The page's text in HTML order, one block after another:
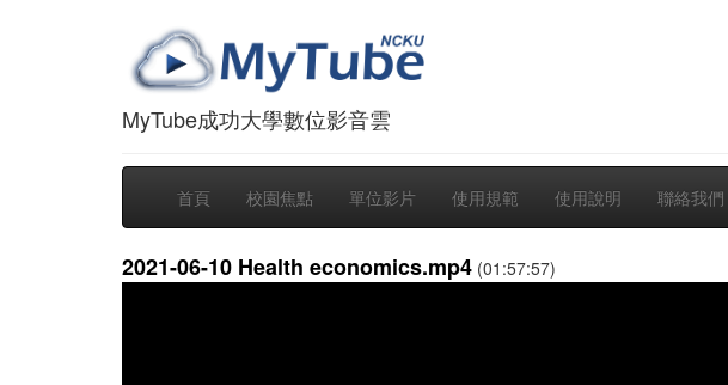
MyTube成功大學數位影音雲
首頁 校園焦點 單位影片 使用規範 使用說明 聯絡我們
2021-06-10 Health economics.mp4 (01:57:57)